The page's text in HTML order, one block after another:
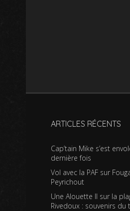
ARTICLES RÉCENTS
Cap’tain Mike s’est
dernière fois
Vol avec la PAF sur
Peyrichout
Une Alouette II sur la
Rivedoux : souvenirs du